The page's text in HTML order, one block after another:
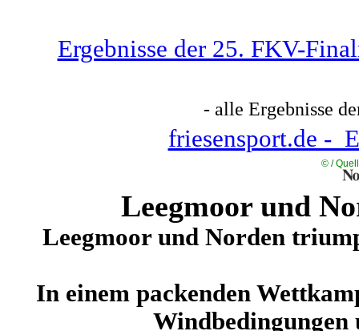
Ergebnisse der 25. FKV-
- alle Ergebnisse
friesensport.de -
©/
Leegmoor und
Leegmoor und Norden
In einem packenden
Windbedingungen